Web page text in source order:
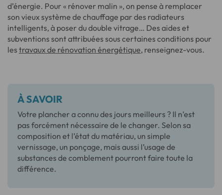
d’énergie. Pour « rénover malin », on pense à remplacer
son vieux système de chauffage par des radiateurs
intelligents, à poser du double vitrage… Des aides et
subventions sont attribuées sous certaines conditions pour
les travaux de rénovation énergétique, renseignez-vous.
À SAVOIR
Votre plancher a connu des jours meilleurs ? Il n’est
pas forcément nécessaire de le changer. Selon sa
composition et l’état du matériau, un simple
vernissage, un ponçage, mais aussi l’usage de
substances de comblement pourront faire toute la
différence.